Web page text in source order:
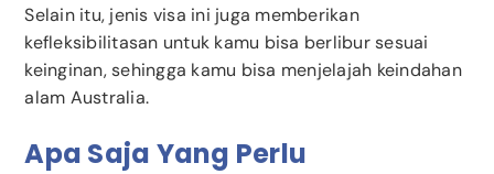
Selain itu, jenis visa ini juga memberikan
kefleksibilitasan untuk kamu bisa berlibur sesuai
keinginan, sehingga kamu bisa menjelajah keindahan
alam Australia.
Apa Saja Yang Perlu